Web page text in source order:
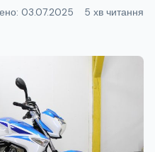
03.07.2025 5 хв читання